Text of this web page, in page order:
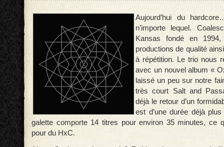
Aujourd’hui du
n’importe lequel.
Kansas fondé en
productions de qualité
à répétition. Le trio nous
avec un nouvel album «
laissé un peu sur notre
très court Salt and
déjà le retour d’un
est d’une durée déjà
galette comporte 14 titres pour environ 35 minutes, ce
pour du HxC.